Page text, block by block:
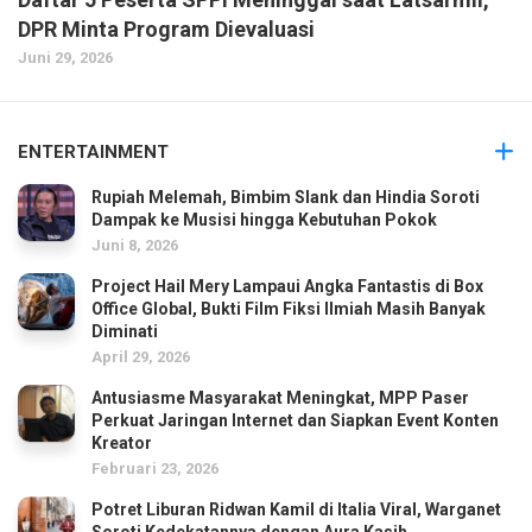
DPR Minta Program Dievaluasi
Juni 29, 2026
ENTERTAINMENT
Rupiah Melemah, Bimbim Slank dan Hindia Soroti
Dampak ke Musisi hingga Kebutuhan Pokok
Juni 8, 2026
Project Hail Mery Lampaui Angka Fantastis di Box
Office Global, Bukti Film Fiksi Ilmiah Masih Banyak
Diminati
April 29, 2026
Antusiasme Masyarakat Meningkat, MPP Paser
Perkuat Jaringan Internet dan Siapkan Event Konten
Kreator
Februari 23, 2026
Potret Liburan Ridwan Kamil di Italia Viral, Warganet